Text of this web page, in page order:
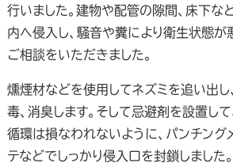
行いました。建物や配管の隙間、床下な
内へ侵入し、騒音や糞により衛生状態が
ご相談をいただきました。
燻煙材などを使用してネズミを追い出し
毒、消臭します。そして忌避剤を設置し
循環は損なわれないように、パンチング
テなどでしっかり侵入口を封鎖しました。